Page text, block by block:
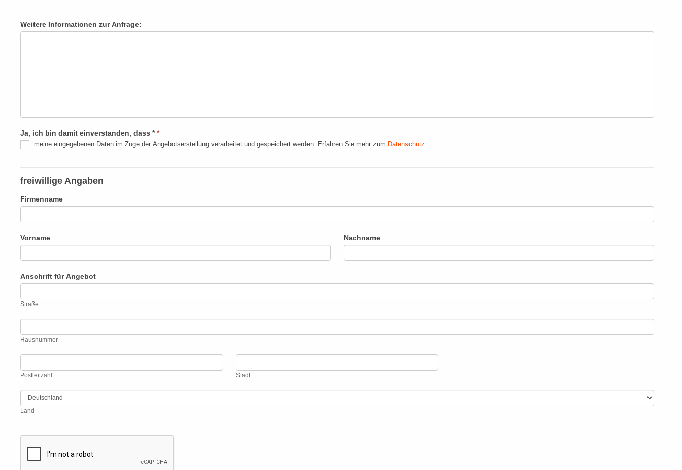
Weitere Informationen zur Anfrage:
Ja, ich bin damit einverstanden, dass **
meine eingegebenen Daten im Zuge der Angebotserstellung verarbeitet und gespeichert werden. Erfahren Sie mehr zum Datenschutz.
freiwillige Angaben
Firmenname
Vorname Nachname
Anschrift für Angebot
Straße
Hausnummer
Postleitzahl Stadt
Land
Land